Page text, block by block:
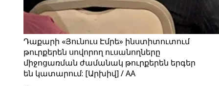
Դաքարի «Յունուս Էմրե» ինստիտուտում
թուրքերեն սովորող ուսանողները
միջոցառման ժամանակ թուրքերեն երգեր
են կատարում: [Արխիվ] / AA